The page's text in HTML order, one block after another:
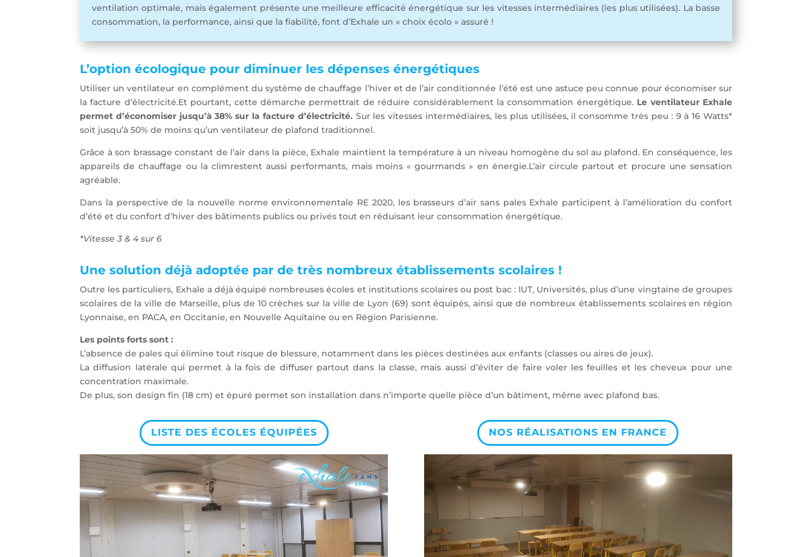
ventilation optimale, mais également présente une meilleure efficacité énergétique sur les vitesses intermédiaires (les plus utilisées). La basse
consommation, la performance, ainsi que la fiabilité, font d’Exhale un « choix écolo » assuré !
L’option écologique pour diminuer les dépenses énergétiques
Utiliser un ventilateur en complément du système de chauffage l’hiver et de l’air conditionnée l’été est une astuce peu connue pour économiser sur
la facture d’électricité.Et pourtant, cette démarche permettrait de réduire considérablement la consommation énergétique. Le ventilateur Exhale
permet d’économiser jusqu’à 38% sur la facture d’électricité. Sur les vitesses intermédiaires, les plus utilisées, il consomme très peu : 9 à 16 Watts*
soit jusqu’à 50% de moins qu’un ventilateur de plafond traditionnel.
Grâce à son brassage constant de l’air dans la pièce, Exhale maintient la température à un niveau homogène du sol au plafond. En conséquence, les
appareils de chauffage ou la climrestent aussi performants, mais moins « gourmands » en énergie.L’air circule partout et procure une sensation
agréable.
Dans la perspective de la nouvelle norme environnementale RE 2020, les brasseurs d’air sans pales Exhale participent à l’amélioration du confort
d’été et du confort d’hiver des bâtiments publics ou privés tout en réduisant leur consommation énergétique.
*Vitesse 3 & 4 sur 6
Une solution déjà adoptée par de très nombreux établissements scolaires !
Outre les particuliers, Exhale a déjà équipé nombreuses écoles et institutions scolaires ou post bac : IUT, Universités, plus d’une vingtaine de groupes
scolaires de la ville de Marseille, plus de 10 crèches sur la ville de Lyon (69) sont équipés, ainsi que de nombreux établissements scolaires en région
Lyonnaise, en PACA, en Occitanie, en Nouvelle Aquitaine ou en Région Parisienne.
Les points forts sont :
L’absence de pales qui élimine tout risque de blessure, notamment dans les pièces destinées aux enfants (classes ou aires de jeux).
La diffusion latérale qui permet à la fois de diffuser partout dans la classe, mais aussi d’éviter de faire voler les feuilles et les cheveux pour une
concentration maximale.
De plus, son design fin (18 cm) et épuré permet son installation dans n’importe quelle pièce d’un bâtiment, même avec plafond bas.
LISTE DES ÉCOLES ÉQUIPÉES NOS RÉALISATIONS EN FRANCE